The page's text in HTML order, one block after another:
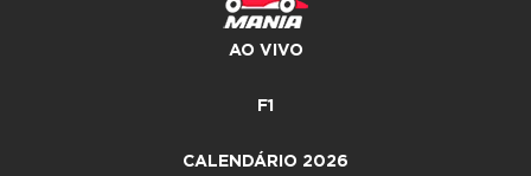
AO VIVO
F1
CALENDÁRIO 2026